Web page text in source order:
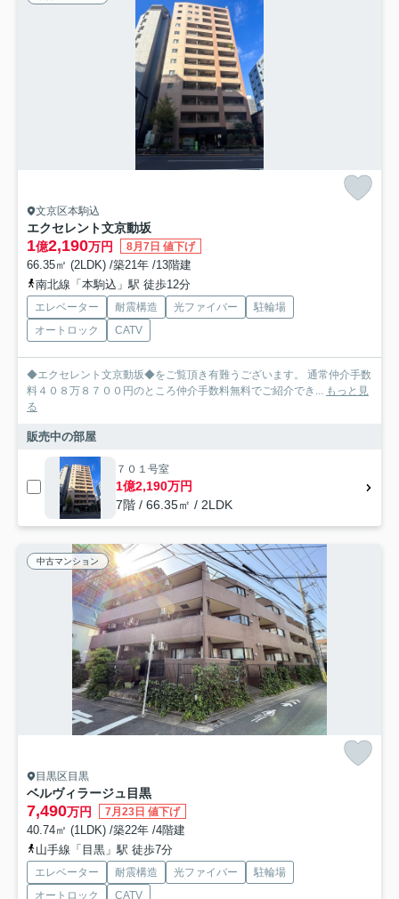
文京区本駒込
エクセレント文京動坂
1億2,190万円 8月7日 値下げ
66.35㎡ (2LDK) /築21年 /13階建
南北線「本駒込」駅 徒歩12分
エレベーター 耐震構造 光ファイバー
駐輪場
オートロック
CATV
◆エクセレント文京動坂◆をご覧頂き有難うございます。 通常仲介手数
料４０８万８７００円のところ仲介手数料無料でご紹介でき...
もっと見
る
販売中の部屋
７０１号室
1億2,190万円
7階 / 66.35㎡ / 2LDK
中古マンション
目黒区目黒
ベルヴィラージュ目黒
7,490万円 7月23日 値下げ
40.74㎡ (1LDK) /築22年 /4階建
山手線「目黒」駅 徒歩7分
エレベーター 耐震構造 光ファイバー
駐輪場
オートロック
CATV